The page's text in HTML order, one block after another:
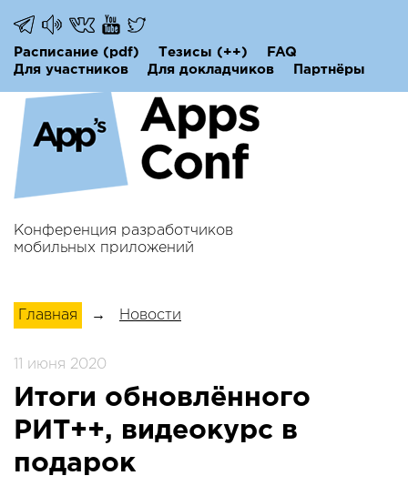
Расписание (pdf) Тезисы (++)
FAQ
Для участников
Для докладчиков Партнёры
Конференция разработчиков
мобильных приложений
Главная → Новости
11 июня 2020
Итоги обновлённого
РИТ++, видеокурс в
подарок